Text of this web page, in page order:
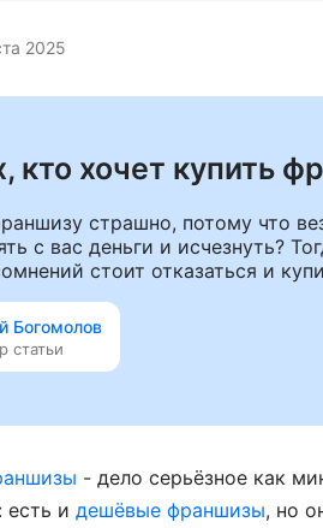
2025
кто хочет купить
страшно, потому что
с вас деньги и исчезнуть?
стоит отказаться и
Богомолов
статьи
- дело серьёзное как
есть и дешёвые франшизы, но